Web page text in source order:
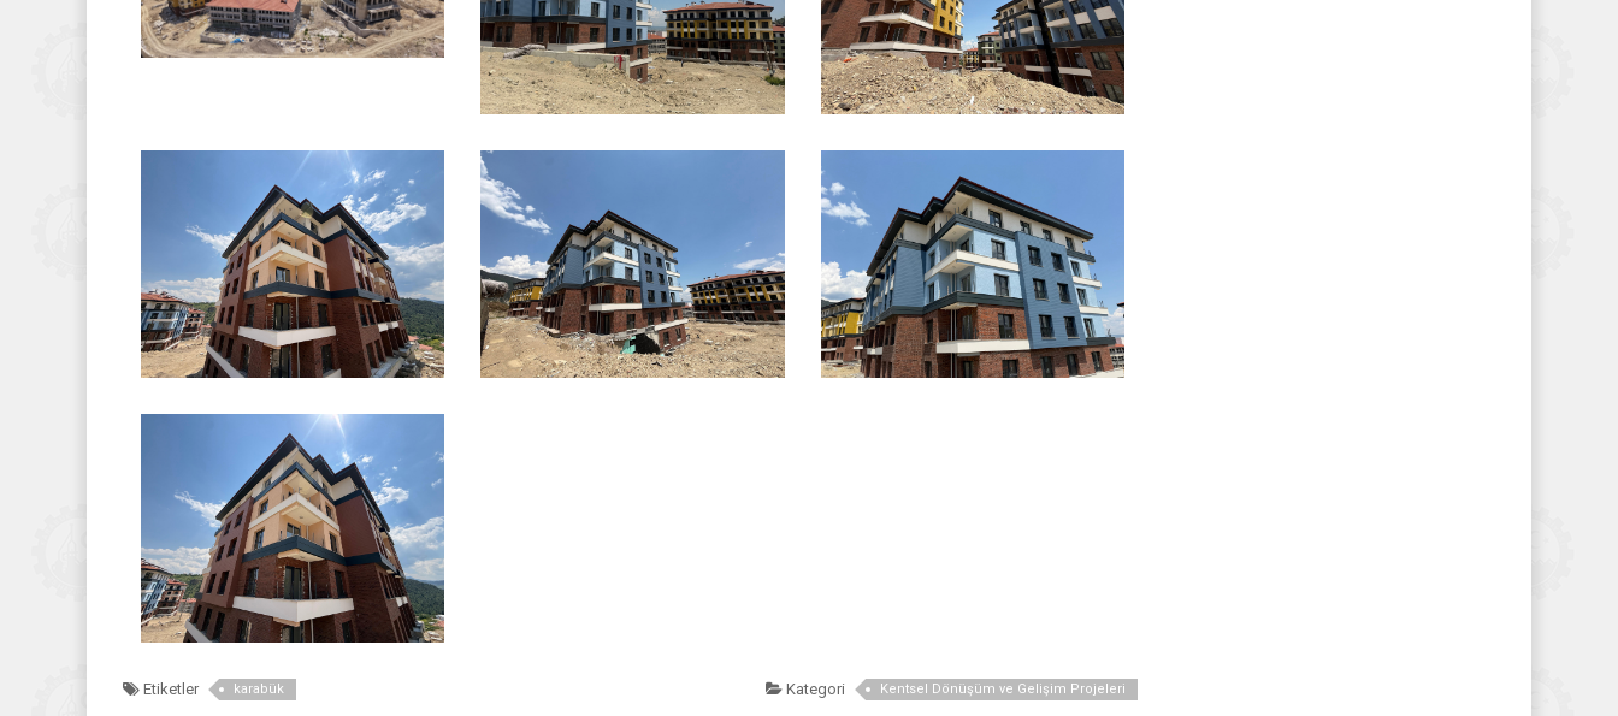
Etiketler karabük Kategori Kentsel Dönüşüm ve Gelişim Projeleri